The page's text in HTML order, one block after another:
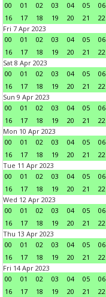
00
01 02 03 04 05 06
16
17 18 19 20 21 22
Fri 7 Apr 2023
00
01 02 03 04 05 06
16
17 18 19 20 21 22
Sat 8 Apr 2023
00
01 02 03 04 05 06
16
17 18 19 20 21 22
Sun 9 Apr 2023
00
01 02 03 04 05 06
16
17 18 19 20 21 22
Mon 10 Apr 2023
00
01 02 03 04 05 06
16
17 18 19 20 21 22
Tue 11 Apr 2023
00
01 02 03 04 05 06
16
17 18 19 20 21 22
Wed 12 Apr 2023
00
01 02 03 04 05 06
16
17 18 19 20 21 22
Thu 13 Apr 2023
00
01 02 03 04 05 06
16
17 18 19 20 21 22
Fri 14 Apr 2023
00
01 02 03 04 05 06
16
17 18 19 20 21 22